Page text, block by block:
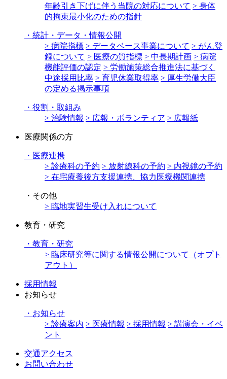
年齢引き下げに伴う当院の対応について > 身体
的拘束最小化のための指針
・ 統計・データ・情報公開
> 病院指標 > データベース事業について > がん登
録について > 医療の質指標 > 中長期計画 > 病院
機能評価の認定 > 労働施策総合推進法に基づく
中途採用比率 > 育児休業取得率 > 厚生労働大臣
の定める掲示事項
・ 役割・取組み
> 治験情報 > 広報・ボランティア > 広報紙
医療関係の方
・ 医療連携
> 診療科の予約 > 放射線科の予約 > 内視鏡の予約
> 在宅療養後方支援連携、協力医療機関連携
・ その他
> 臨地実習生受け入れについて
教育・研究
・ 教育・研究
> 臨床研究等に関する情報公開について（オプト
アウト）
採用情報
お知らせ
・ お知らせ
> 診療案内 > 医療情報 > 採用情報 > 講演会・イベ
ント
交通アクセス
お問い合わせ